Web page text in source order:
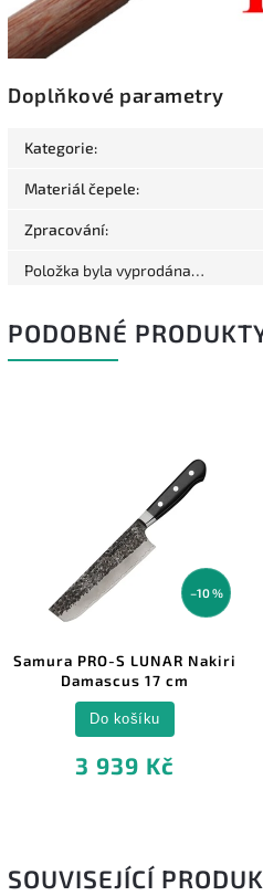
Doplňkové parametry
Kategorie:
Materiál čepele:
Zpracování:
Položka byla vyprodána…
PODOBNÉ
–10 %
Samura PRO-S LUNAR Nakiri
Damascus 17 cm
3 939 Kč
Do košíku
SOUVISEJÍCÍ